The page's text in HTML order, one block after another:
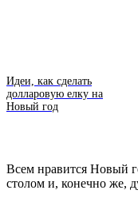
Идеи, как сделать
долларовую елку на
Новый год
Всем нравится Новый
столом и, конечно же,